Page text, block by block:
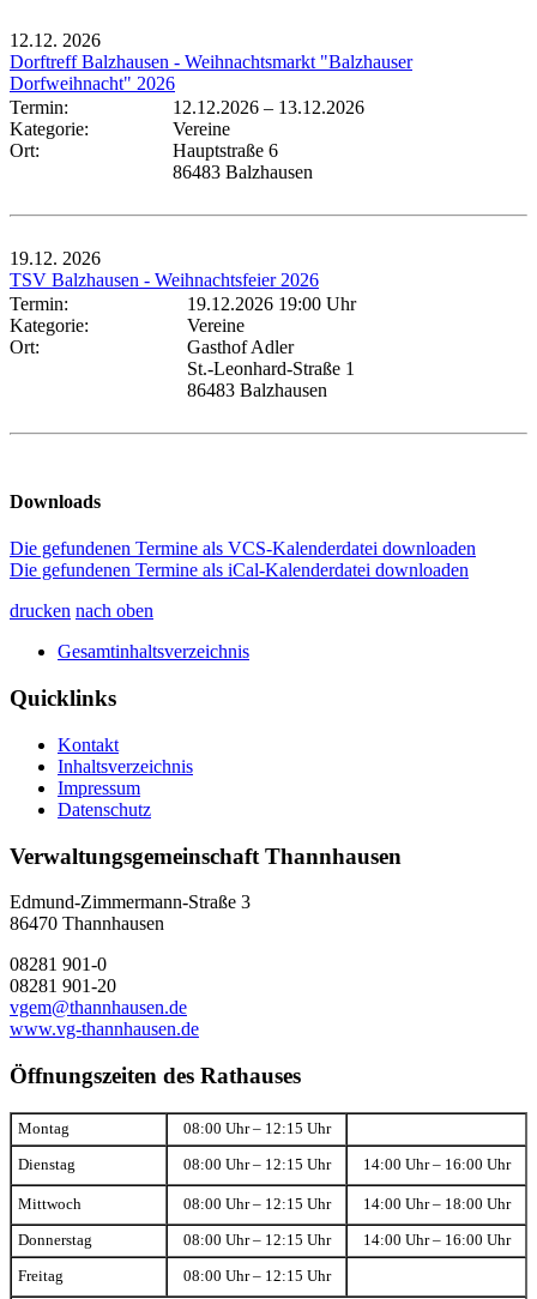
12.12. 2026
Dorftreff Balzhausen - Weihnachtsmarkt "Balzhauser
Dorfweihnacht" 2026
Termin:
12.12.2026 – 13.12.2026
Kategorie:
Vereine
Ort:
Hauptstraße 6
86483 Balzhausen
19.12. 2026
TSV Balzhausen - Weihnachtsfeier 2026
Termin:
19.12.2026 19:00 Uhr
Kategorie:
Vereine
Ort:
Gasthof Adler
St.-Leonhard-Straße 1
86483 Balzhausen
Downloads
Die gefundenen Termine als VCS-Kalenderdatei downloaden
Die gefundenen Termine als iCal-Kalenderdatei downloaden
drucken nach oben
Gesamtinhaltsverzeichnis
Quicklinks
Kontakt
Inhaltsverzeichnis
Impressum
Datenschutz
Verwaltungsgemeinschaft Thannhausen
Edmund-Zimmermann-Straße 3
86470 Thannhausen
08281 901-0
08281 901-20
vgem@thannhausen.de
www.vg-thannhausen.de
Öffnungszeiten des Rathauses
Montag 08:00 Uhr – 12:15 Uhr
Dienstag 08:00 Uhr – 12:15 Uhr 14:00 Uhr – 16:00 Uhr
Mittwoch 08:00 Uhr – 12:15 Uhr 14:00 Uhr – 18:00 Uhr
Donnerstag 08:00 Uhr – 12:15 Uhr 14:00 Uhr – 16:00 Uhr
Freitag 08:00 Uhr – 12:15 Uhr